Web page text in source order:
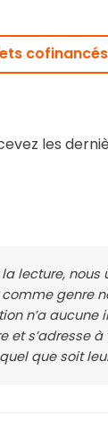
cofinancés
les
lecture, nous
genre
n’a aucune
et s’adresse à
que soit